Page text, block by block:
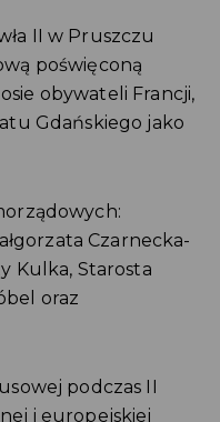
II w Pruszczu
poświęconą
obywateli Francji,
Gdańskiego jako
Czarnecka-
Kulka, Starosta
oraz
podczas II
i europejskiej